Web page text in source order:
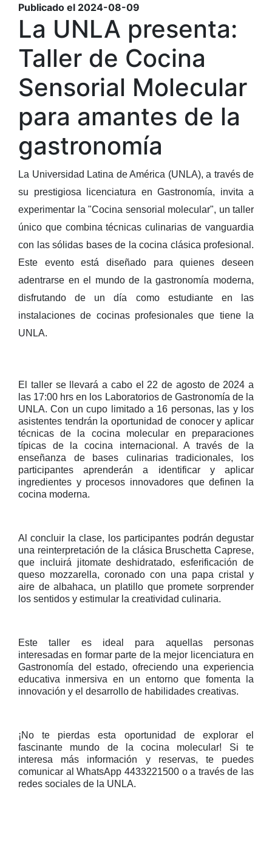
Publicado el 2024-08-09
La UNLA presenta:
Taller de Cocina
Sensorial Molecular
para amantes de la
gastronomía
La Universidad Latina de América (UNLA), a través de
su prestigiosa licenciatura en Gastronomía, invita a
experimentar la "Cocina sensorial molecular", un taller
único que combina técnicas culinarias de vanguardia
con las sólidas bases de la cocina clásica profesional.
Este evento está diseñado para quienes deseen
adentrarse en el mundo de la gastronomía moderna,
disfrutando de un día como estudiante en las
instalaciones de cocinas profesionales que tiene la
UNLA.
El taller se llevará a cabo el 22 de agosto de 2024 a
las 17:00 hrs en los Laboratorios de Gastronomía de la
UNLA. Con un cupo limitado a 16 personas, las y los
asistentes tendrán la oportunidad de conocer y aplicar
técnicas de la cocina molecular en preparaciones
típicas de la cocina internacional. A través de la
enseñanza de bases culinarias tradicionales, los
participantes aprenderán a identificar y aplicar
ingredientes y procesos innovadores que definen la
cocina moderna.
Al concluir la clase, los participantes podrán degustar
una reinterpretación de la clásica Bruschetta Caprese,
que incluirá jitomate deshidratado, esferificación de
queso mozzarella, coronado con una papa cristal y
aire de albahaca, un platillo que promete sorprender
los sentidos y estimular la creatividad culinaria.
Este taller es ideal para aquellas personas
interesadas en formar parte de la mejor licenciatura en
Gastronomía del estado, ofreciendo una experiencia
educativa inmersiva en un entorno que fomenta la
innovación y el desarrollo de habilidades creativas.
¡No te pierdas esta oportunidad de explorar el
fascinante mundo de la cocina molecular! Si te
interesa más información y reservas, te puedes
comunicar al WhatsApp 4433221500 o a través de las
redes sociales de la UNLA.